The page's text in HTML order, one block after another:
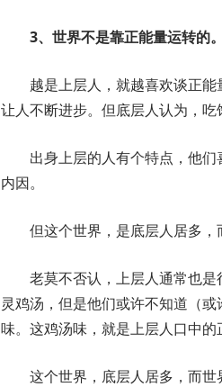
3、世界不是靠正能量运转的。
越是上层人，就越喜欢谈正
让人不断进步。但底层人认为，吃
出身上层的人有个特点，他
内因。
但这个世界，是底层人居多，
老莫不否认，上层人通常也
灵鸡汤，但是他们或许不知道（
味。这鸡汤味，就是上层人口中的
这个世界，底层人居多，而